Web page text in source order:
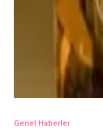
Genel Haberler